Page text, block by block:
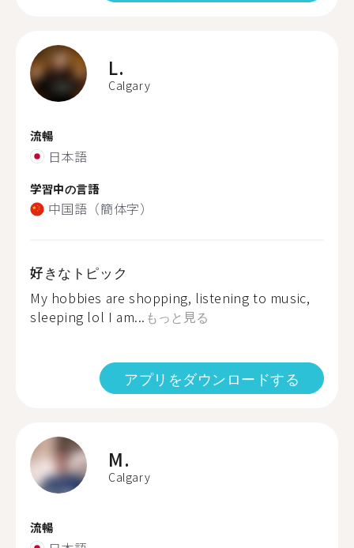
L.
Calgary
流暢
日本語
学習中の言語
中国語（簡体字）
好きなトピック
My hobbies are shopping, listening to music,
sleeping lol I am... もっと見る
アプリをダウンロードする
M.
Calgary
流暢